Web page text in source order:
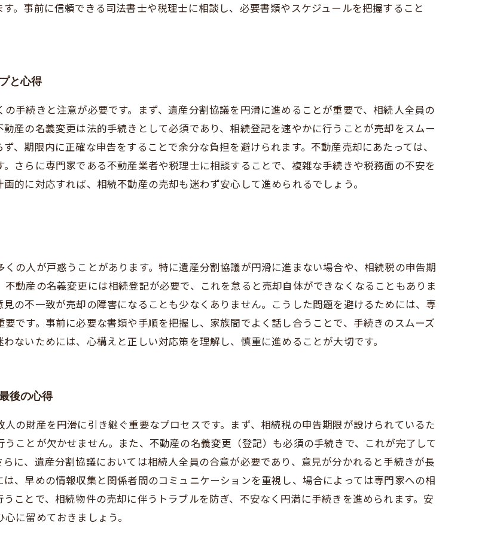
。事前に信頼できる司法書士や税理士に相談し、必要書類やスケジュールを把握すること
と心得
手続きと注意が必要です。まず、遺産分割協議を円滑に進めることが重要で、相続人全員の
産の名義変更は法的手続きとして必須であり、相続登記を速やかに行うことが売却をスムー
、期限内に正確な申告をすることで余分な負担を避けられます。不動産売却にあたっては、
さらに専門家である不動産業者や税理士に相談することで、複雑な手続きや税務面の不安を
的に対応すれば、相続不動産の売却も迷わず安心して進められるでしょう。
の人が戸惑うことがあります。特に遺産分割協議が円滑に進まない場合や、相続税の申告期
動産の名義変更には相続登記が必要で、これを怠ると売却自体ができなくなることもありま
の不一致が売却の障害になることも少なくありません。こうした問題を避けるためには、専
です。事前に必要な書類や手順を把握し、家族間でよく話し合うことで、手続きのスムーズ
ないためには、心構えと正しい対応策を理解し、慎重に進めることが大切です。
後の心得
の財産を円滑に引き継ぐ重要なプロセスです。まず、相続税の申告期限が設けられているた
ことが欠かせません。また、不動産の名義変更（登記）も必須の手続きで、これが完了して
に、遺産分割協議においては相続人全員の合意が必要であり、意見が分かれると手続きが長
、早めの情報収集と関係者間のコミュニケーションを重視し、場合によっては専門家への相
ことで、相続物件の売却に伴うトラブルを防ぎ、不安なく円満に手続きを進められます。安
に留めておきましょう。